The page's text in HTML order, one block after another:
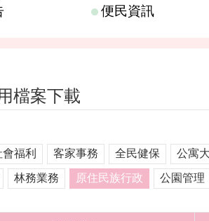
便民資訊
檔案下載
會福利 客家事務 全民健保 公寓
林務業務 原住民族行政 公園管理